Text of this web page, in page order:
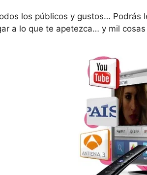
los públicos y gustos… Podrás
a lo que te apetezca… y mil